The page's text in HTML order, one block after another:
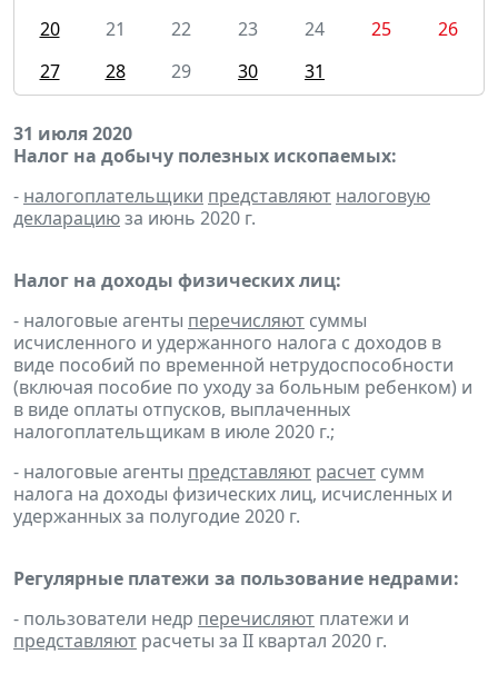
20
21 22 23 24 25
26
27
28 29 30 31
31 июля 2020
Налог на добычу полезных ископаемых:
- налогоплательщики представляют налоговую
декларациюза июнь 2020 г.
Налог на доходы физических лиц:
- налоговые агенты перечисляют суммы
исчисленного и удержанного налога с доходов в
виде пособий по временной нетрудоспособности
(включая пособие по уходу за больным ребенком) и
в виде оплаты отпусков, выплаченных
налогоплательщикам в июле 2020 г.;
- налоговые агенты представляют расчет сумм
налога на доходы физических лиц, исчисленных и
удержанных за полугодие 2020 г.
Регулярные платежи за пользование недрами:
- пользователи недр перечисляют платежи и
представляют расчеты за II квартал 2020 г.